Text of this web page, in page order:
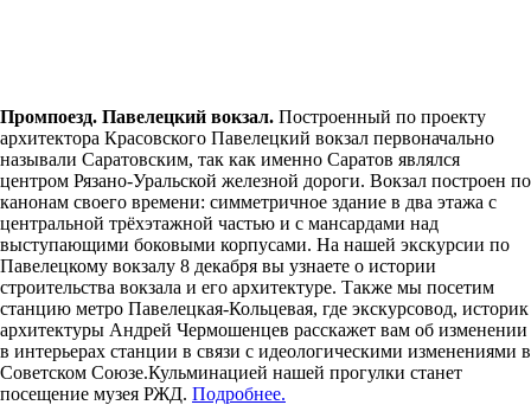
Промпоезд. Павелецкий вокзал. Построенный по проекту
архитектора Красовского Павелецкий вокзал первоначально
называли Саратовским, так как именно Саратов являлся
центром Рязано-Уральской железной дороги. Вокзал построен по
канонам своего времени: симметричное здание в два этажа с
центральной трёхэтажной частью и с мансардами над
выступающими боковыми корпусами. На нашей экскурсии по
Павелецкому вокзалу 8 декабря вы узнаете о истории
строительства вокзала и его архитектуре. Также мы посетим
станцию метро Павелецкая-Кольцевая, где экскурсовод, историк
архитектуры Андрей Чермошенцев расскажет вам об изменении
в интерьерах станции в связи с идеологическими изменениями в
Советском Союзе.Кульминацией нашей прогулки станет
посещение музея РЖД. Подробнее.